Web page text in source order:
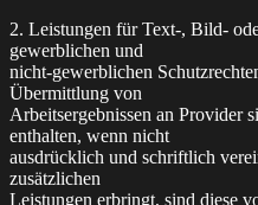
2. Leistungen für Text-, Bild-
gewerblichen und
nicht-gewerblichen
Übermittlung von
Arbeitsergebnissen an Provider
enthalten, wenn nicht
ausdrücklich und schriftlich
zusätzlichen
Leistungen erbringt, sind diese